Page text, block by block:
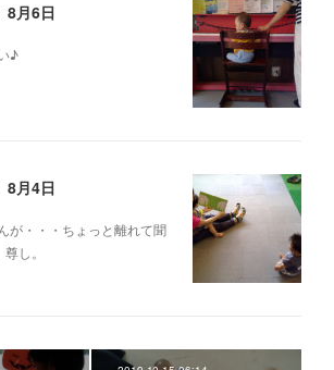
8月6日
♪
8月4日
が・・・ちょっと離れて聞
し。